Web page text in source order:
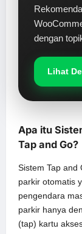
dengan
Lihat
Apa itu
Tap and Go?
Sistem Tap and
parkir otomatis
pengendara
parkir hanya
(tap) kartu